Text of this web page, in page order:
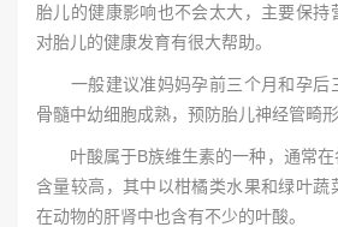
胎儿的健康影响也不会太大，主要保持
对胎儿的健康发育有很大帮助。
一般建议准妈妈孕前三个月和孕后
骨髓中幼细胞成熟，预防胎儿神经管畸形
叶酸属于B族维生素的一种，通常在
含量较高，其中以柑橘类水果和绿叶蔬
在动物的肝肾中也含有不少的叶酸。